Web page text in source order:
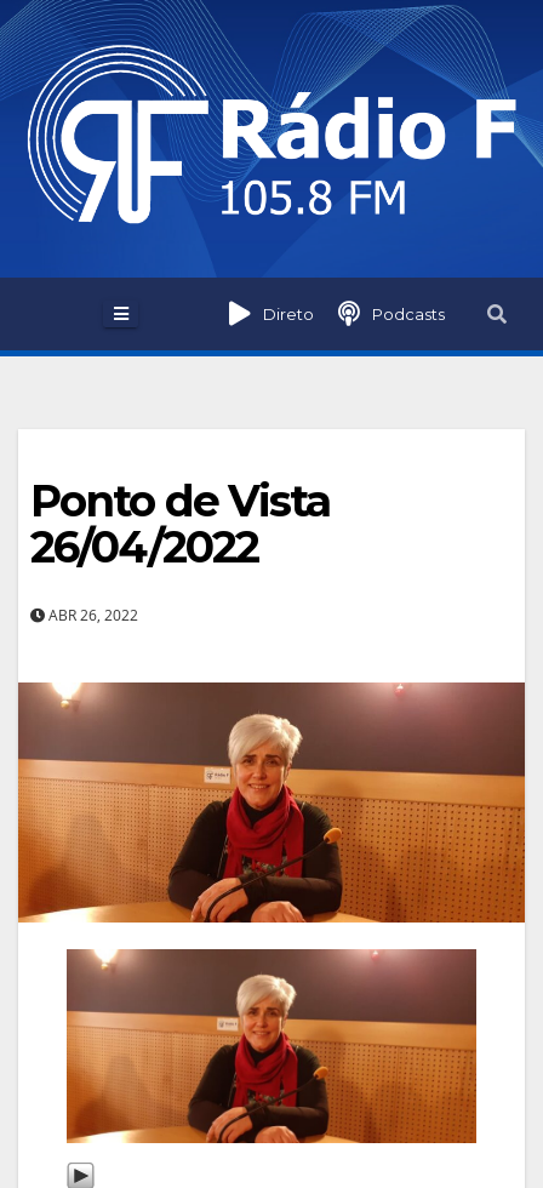
Skip
to
content
Direto Podcasts
Ponto de Vista
26/04/2022
ABR 26, 2022